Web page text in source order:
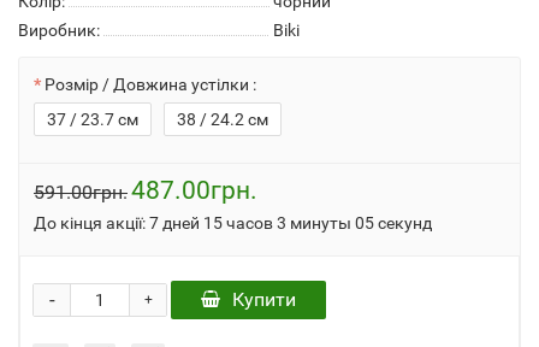
Виробник:
Biki
Розмір / Довжина устілки :
37 / 23.7 см
38 / 24.2 см
591.00грн.487.00грн.
До кінця акції:7 дней 15 часов 3 минуты 05 секунд
+
- Купити